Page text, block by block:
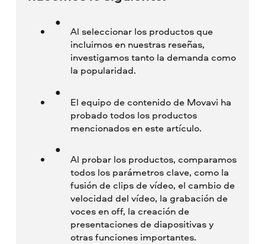
Al seleccionar los productos que
incluimos en nuestras reseñas,
investigamos tanto la demanda como
la popularidad.
El equipo de contenido de Movavi ha
probado todos los productos
mencionados en este artículo.
Al probar los productos, comparamos
todos los parámetros clave, como la
fusión de clips de vídeo, el cambio de
velocidad del vídeo, la grabación de
voces en off, la creación de
presentaciones de diapositivas y
otras funciones importantes.